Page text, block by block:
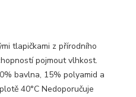
tlapičkami z přírodního
pojmout vlhkost.
bavlna, 15% polyamid a
40°C Nedoporučuje